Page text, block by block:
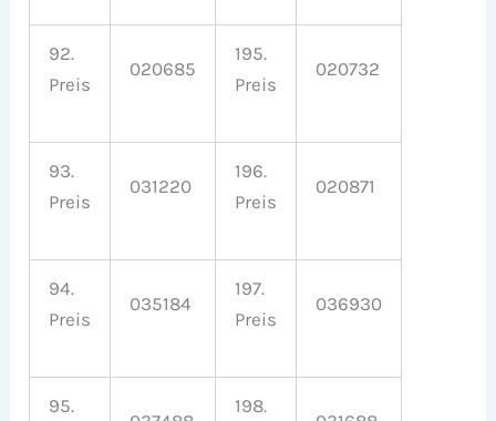
92.
Preis
020685
195.
Preis
020732
93.
Preis
031220
196.
Preis
020871
94.
Preis
035184
197.
Preis
036930
95.
198.